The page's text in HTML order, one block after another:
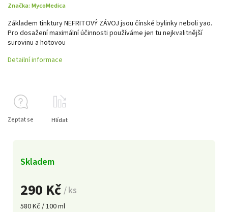
Značka: MycoMedica
290 Kč / ks
580 Kč / 100 ml
Skladem
Základem tinktury NEFRITOVÝ ZÁVOJ jsou čínské bylinky neboli yao.
Pro dosažení maximální účinnosti používáme jen tu nejkvalitnější
surovinu a hotovou
Detailní informace
Zeptat se Hlídat